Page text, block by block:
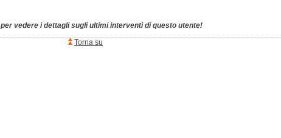
per vedere i dettagli sugli ultimi interventi di questo utente!
Torna su